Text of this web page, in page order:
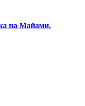
на Майами,